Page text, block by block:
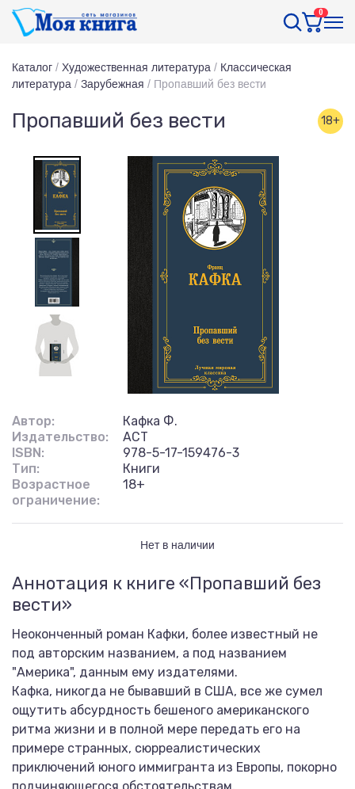
0
Каталог / Художественная литература / Классическая
литература / Зарубежная / Пропавший без вести
Пропавший без вести 18+
Автор:
Кафка Ф.
Издательство:
АСТ
ISBN:
978-5-17-159476-3
Тип:
Книги
Возрастное
ограничение:
18+
Нет в наличии
Аннотация к книге «Пропавший без
вести»
Неоконченный роман Кафки, более известный не
под авторским названием, а под названием
"Америка", данным ему издателями.
Кафка, никогда не бывавший в США, все же сумел
ощутить абсурдность бешеного американского
ритма жизни и в полной мере передать его на
примере странных, сюрреалистических
приключений юного иммигранта из Европы, покорно